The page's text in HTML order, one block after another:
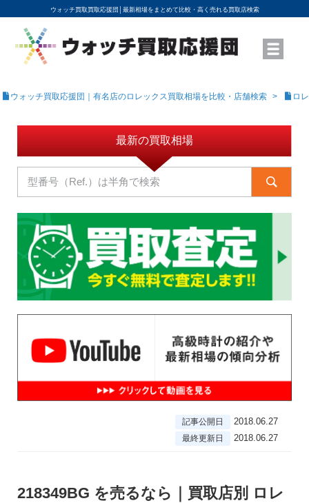
ウォッチ買取買取応援団│ 最新相場をまとめて比較・高く売れる買取店検索
YouTubeで動画を公開中
ROLEXモデル名から買取相場を調べる
高級時計ブランド名から買取相場を調べる
地域から買取店を探す
店舗名から買取店を探す
ブランド時計を高く売る方法
買取査定を依頼する
ウォッチ買取応援団｜有名店のロレックス買取相場を比較・店舗検索 ロ
最新の買取相場
記事公開日 2018.06.27
最終更新日 2018.06.27
218349BG を売るなら｜買取店別 ロレ